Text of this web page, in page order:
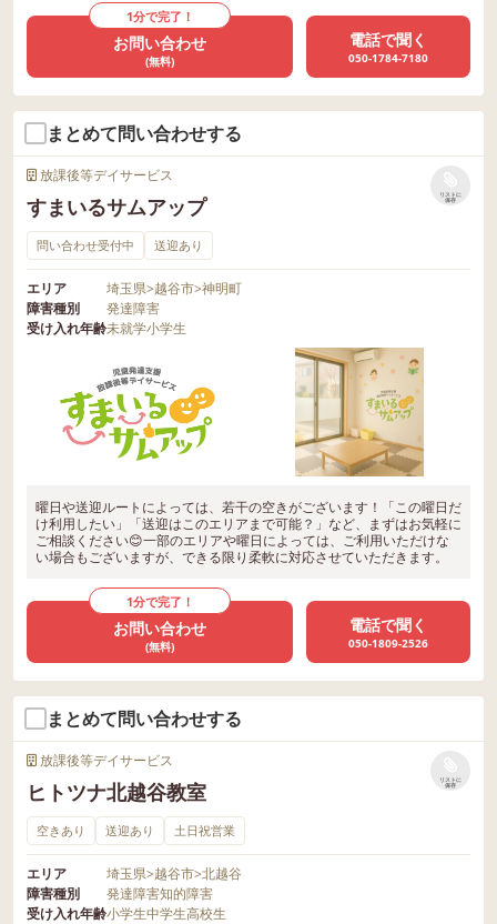
1分で完了！
お問い合わせ
(無料)
電話で聞く
050-1784-7180
まとめて問い合わせする
放課後等デイサービス
すまいるサムアップ
リストに
保存
問い合わせ受付中 送迎あり
エリア 埼玉県>越谷市>神明町
障害種別
発達障害
受け入れ年齢未就学小学生
曜日や送迎ルートによっては、若干の空きがございます！「この曜日だ
け利用したい」「送迎はこのエリアまで可能？」など、まずはお気軽に
ご相談ください😊一部のエリアや曜日によっては、ご利用いただけな
い場合もございますが、できる限り柔軟に対応させていただきます。
1分で完了！
お問い合わせ
(無料)
電話で聞く
050-1809-2526
まとめて問い合わせする
放課後等デイサービス
ヒトツナ北越谷教室
リストに
保存
空きあり 送迎あり 土日祝営業
エリア 埼玉県>越谷市>北越谷
障害種別
発達障害知的障害
受け入れ年齢小学生中学生高校生